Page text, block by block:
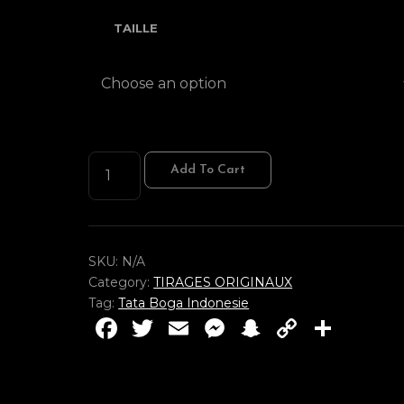
TAILLE
PAPUPAPEDA
QUANTITY
Add To Cart
SKU: N/A
Category:TIRAGES ORIGINAUX
Tag:Tata Boga Indonesie
F
T
E
M S
C